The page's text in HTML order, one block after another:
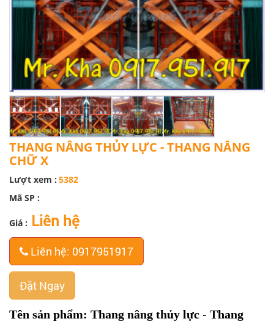
THANG NÂNG THỦY LỰC - THANG NÂNG
CHỮ X
Lượt xem : 5382
Mã SP :
Giá : Liên hệ
Liên hệ: 0917951917
Đặt Ngay
Tên sản phẩm: Thang nâng thủy lực - Thang